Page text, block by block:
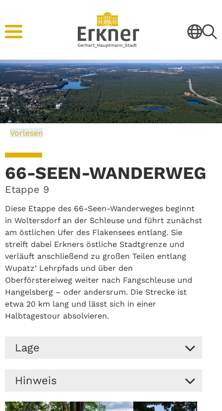
Vorlesen
66-SEEN-WANDERWEG
Etappe 9
Diese Etappe des 66-Seen-Wanderweges beginnt
in Woltersdorf an der Schleuse und führt zunächst
am östlichen Ufer des Flakensees entlang. Sie
streift dabei Erkners östliche Stadtgrenze und
verläuft anschließend zu großen Teilen entlang
Wupatz’ Lehrpfads und über den
Oberförstereiweg weiter nach Fangschleuse und
Hangelsberg – oder andersrum. Die Strecke ist
etwa 20 km lang und lässt sich in einer
Halbtagestour absolvieren.
Lage
Die Route tangiert Erkner im Osten, nahe der
Autobahn. Vom Bahnhof sind es etwa 30
Hinweis
An nassen Tagen empfiehlt sich festes